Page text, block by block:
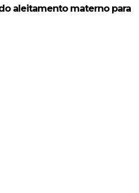
aleitamento materno para